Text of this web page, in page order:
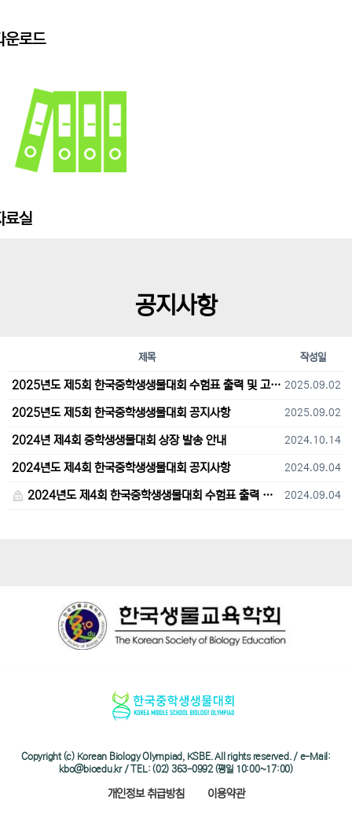
운로드
료실
공지사항
제목 작성일
2025년도 제5회 한국중학생생물대회 수험표 출력 및 고사장 오시는 길 안내 2025.09.02
2025년도 제5회 한국중학생생물대회 공지사항 2025.09.02
2024년 제4회 중학생생물대회 상장 발송 안내 2024.10.14
2024년도 제4회 한국중학생생물대회 공지사항 2024.09.04
2024년도 제4회 한국중학생생물대회 수험표 출력 및 고사장 오시는 길 안내 2024.09.04
Copyright (c) Korean Biology Olympiad, KSBE. All rights reserved. / e-Mail:
kbo@bioedu.kr / TEL: (02) 363-0992 (평일 10:00~17:00)
개인정보 취급방침 이용약관